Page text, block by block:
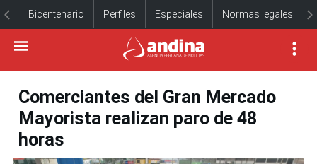
Bicentenario Perfiles Especiales Normas legales
Comerciantes del Gran Mercado
Mayorista realizan paro de 48
horas